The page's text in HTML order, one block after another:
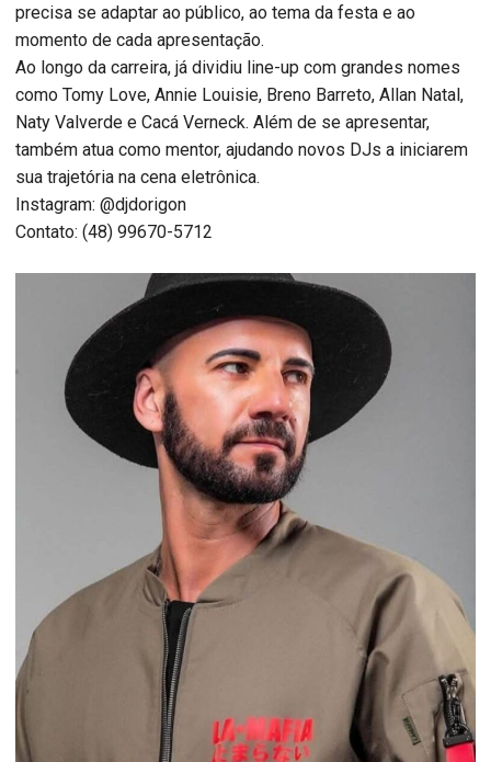
precisa se adaptar ao público, ao tema da festa e ao
momento de cada apresentação.
Ao longo da carreira, já dividiu line-up com grandes nomes
como Tomy Love, Annie Louisie, Breno Barreto, Allan Natal,
Naty Valverde e Cacá Verneck. Além de se apresentar,
também atua como mentor, ajudando novos DJs a iniciarem
sua trajetória na cena eletrônica.
Instagram: @djdorigon
Contato: (48) 99670-5712